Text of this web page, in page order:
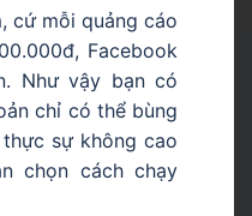
cứ mỗi quảng cáo
Facebook
Như vậy bạn có
chỉ có thể bùng
sự không cao
chọn cách chạy